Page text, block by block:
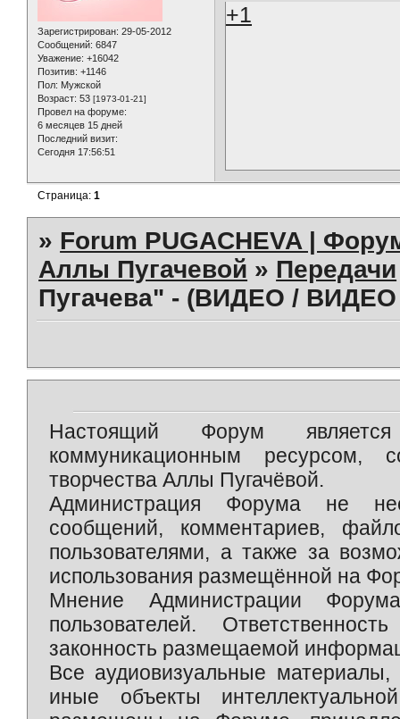
Зарегистрирован: 29-05-2012
Сообщений: 6847
Уважение: +16042
Позитив: +1146
Пол: Мужской
Возраст: 53 [1973-01-21]
Провел на форуме:
6 месяцев 15 дней
Последний визит:
Сегодня 17:56:51
+1
Страница:1
» Forum PUGACHEVA |
Аллы Пугачевой » Передачи
Пугачева" - (ВИДЕО / ВИДЕО
Настоящий Форум является
коммуникационным ресурсом,
творчества Аллы Пугачёвой.
Администрация Форума не
сообщений, комментариев,
пользователями, а также за
использования размещённой на
Мнение Администрации
пользователей.
законность размещаемой
Все аудиовизуальные
иные объекты